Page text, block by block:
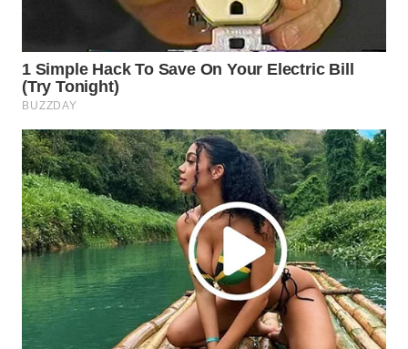
KUNINGAN
WN
WN
SUBANG
WN
SUKABUMI
WN
PURWAKARTA